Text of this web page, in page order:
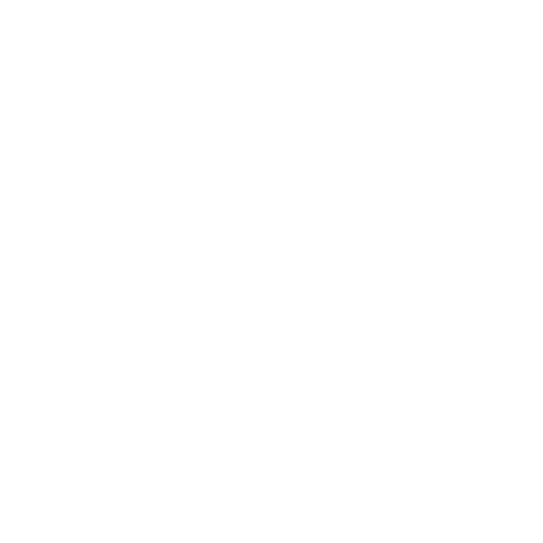
92 cm / 36 in, Couleur: Noir, Taille: L